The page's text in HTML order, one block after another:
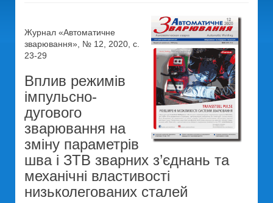
Журнал «Автоматичне
зварювання», № 12, 2020, с.
23-29
Вплив режимів
імпульсно-
дугового
зварювання на
зміну параметрів
шва і ЗТВ зварних з’єднань та
механічні властивості
низьколегованих сталей